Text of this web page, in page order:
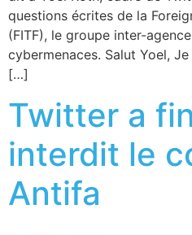
questions écrites de la
(FITF), le groupe inter-
cybermenaces. Salut Yoel,
[…]
Twitter a
interdit le
Antifa